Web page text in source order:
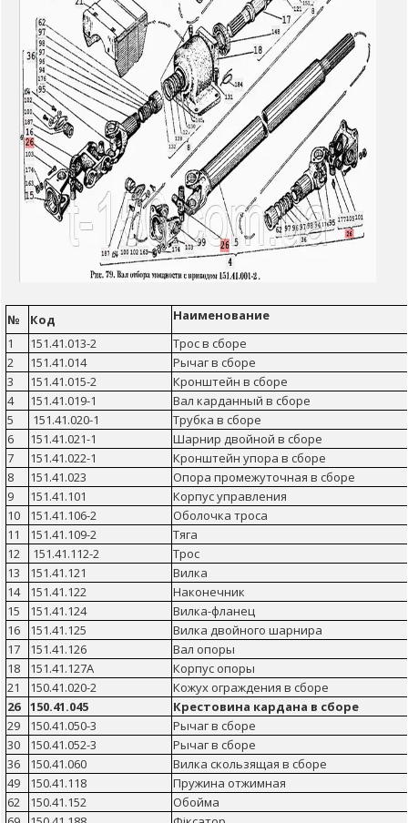
№ Код
Наименование
1
151.41.013-2
Трос в сборе
2
151.41.014
Рычаг в сборе
3
151.41.015-2
Кронштейн в сборе
4
151.41.019-1
Вал карданный в сборе
5
151.41.020-1
Трубка в сборе
6
151.41.021-1
Шарнир двойной в сборе
7
151.41.022-1
Кронштейн упора в сборе
8
151.41.023
Опора промежуточная в сборе
9
151.41.101
Корпус управления
10
151.41.106-2
Оболочка троса
11
151.41.109-2
Тяга
12
151.41.112-2
Трос
13
151.41.121
Вилка
14
151.41.122
Наконечник
15
151.41.124
Вилка-фланец
16
151.41.125
Вилка двойного шарнира
17
151.41.126
Вал опоры
18
151.41.127А
Корпус опоры
21
150.41.020-2
Кожух ограждения в сборе
26
150.41.045
Крестовина кардана в сборе
29
150.41.050-3
Рычаг в сборе
30
150.41.052-3
Рычаг в сборе
36
150.41.060
Вилка скользящая в сборе
49
150.41.118
Пружина отжимная
62
150.41.152
Обойма